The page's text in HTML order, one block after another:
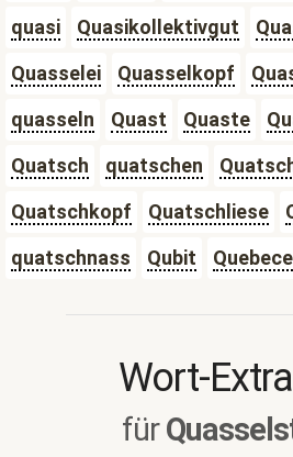
quasi
Quasikollektivgut
Quasselei
Quasselkopf
quasseln
Quast Quaste
Quatsch
quatschen
Quatschkopf
Quatschliese
quatschnass
Qubit
Wort-
für